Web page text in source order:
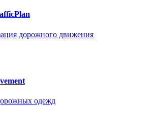
дорожного движения
одежд